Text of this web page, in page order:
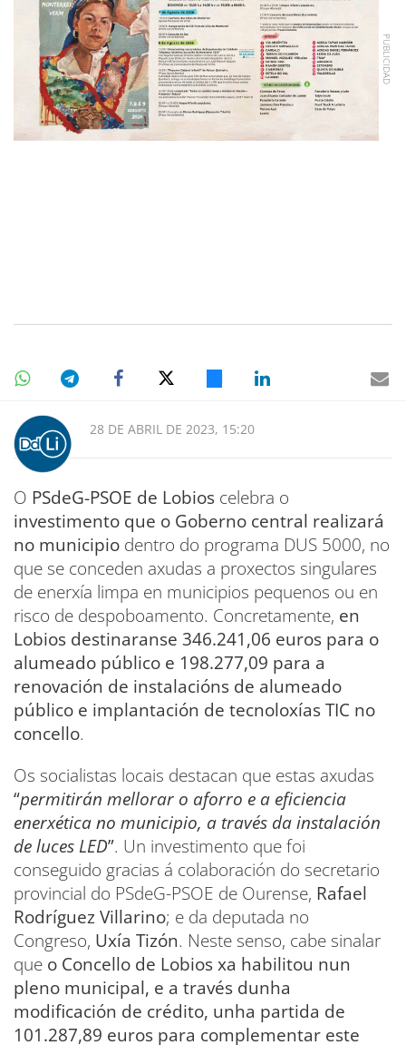
28 DE ABRIL DE 2023, 15:20
O PSdeG-PSOE de Lobios celebra o
investimento que o Goberno central realizará
no municipio dentro do programa DUS 5000, no
que se conceden axudas a proxectos singulares
de enerxía limpa en municipios pequenos ou en
risco de despoboamento. Concretamente, en
Lobios destinaranse 346.241,06 euros para o
alumeado público e 198.277,09 para a
renovación de instalacións de alumeado
público e implantación de tecnoloxías TIC no
concello.
Os socialistas locais destacan que estas axudas
“permitirán mellorar o aforro e a eficiencia
enerxética no municipio, a través da instalación
de luces LED”. Un investimento que foi
conseguido gracias á colaboración do secretario
provincial do PSdeG-PSOE de Ourense, Rafael
Rodríguez Villarino; e da deputada no
Congreso, Uxía Tizón. Neste senso, cabe sinalar
que o Concello de Lobios xa habilitou nun
pleno municipal, e a través dunha
modificación de crédito, unha partida de
101.287,89 euros para complementar este